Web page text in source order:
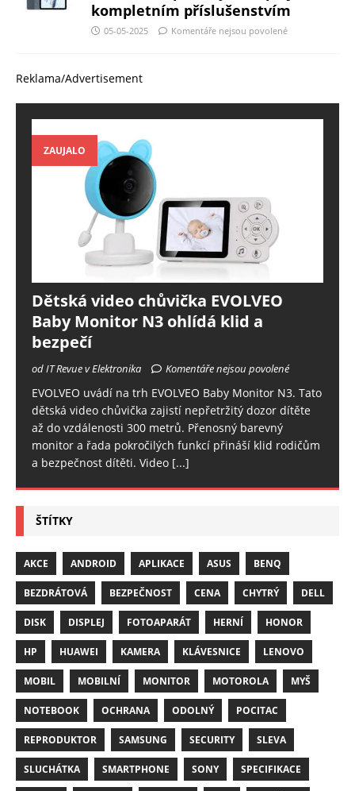
kompletním příslušenstvím
05-05-2025 Komentáře nejsou povolené
Reklama/Advertisement
ZAUJALO
Dětská video chůvička EVOLVEO
Baby Monitor N3 ohlídá klid a
bezpečí
od IT Revue v Elektronika Komentáře nejsou povolené
EVOLVEO uvádí na trh EVOLVEO Baby Monitor N3. Tato
dětská video chůvička zajistí nepřetržitý dozor dítěte
až do vzdálenosti 300 metrů. Přenosný barevný
monitor a řada pokročilých funkcí přináší klid rodičům
a bezpečnost dítěti. Video [...]
ŠTÍTKY
AKCE ANDROID APLIKACE ASUS BENQ
BEZDRÁTOVÁ BEZPEČNOST CENA CHYTRÝ DELL
DISK DISPLEJ FOTOAPARÁT HERNÍ HONOR
HP HUAWEI KAMERA KLÁVESNICE LENOVO
MOBIL MOBILNÍ MONITOR MOTOROLA MYŠ
NOTEBOOK OCHRANA ODOLNÝ POCITAC
REPRODUKTOR SAMSUNG SECURITY SLEVA
SLUCHÁTKA SMARTPHONE SONY SPECIFIKACE